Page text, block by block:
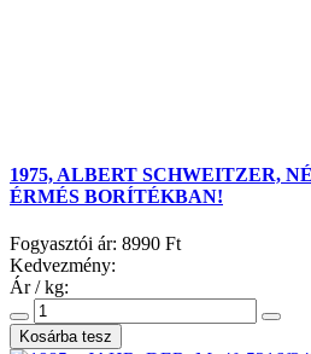
1975, ALBERT SCHWEITZER,
ÉRMÉS BORÍTÉKBAN!
Fogyasztói ár: 8990 Ft
Kedvezmény:
Ár / kg: